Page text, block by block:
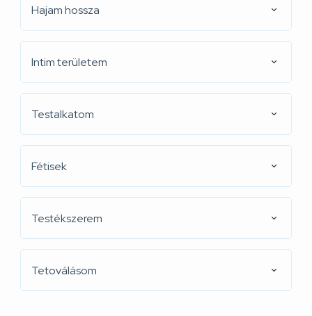
Hajam hossza
Intim területem
Testalkatom
Fétisek
Testékszerem
Tetoválásom